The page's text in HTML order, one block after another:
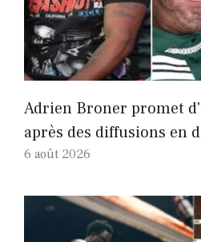
Adrien Broner promet
après des diffusions en
6 août 2026